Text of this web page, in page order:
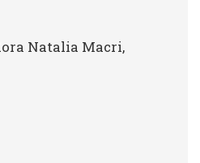
Natalia Macri,